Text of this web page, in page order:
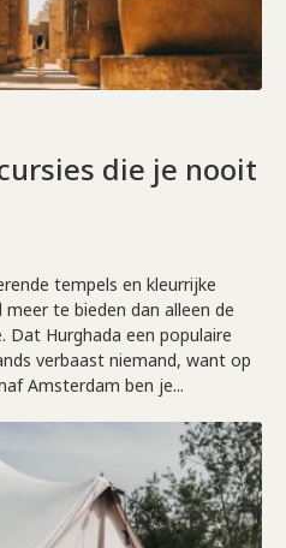
die je nooit
tempels en kleurrijke
te bieden dan alleen de
Dat Hurghada een populaire
verbaast niemand, want op
Amsterdam ben je...